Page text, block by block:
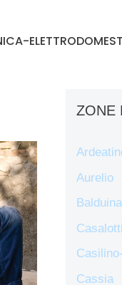
ZONE
Aurelio
Cassia